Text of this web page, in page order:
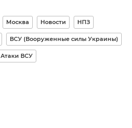
Москва Новости НПЗ
ВСУ (Вооруженные силы Украины)
Атаки ВСУ